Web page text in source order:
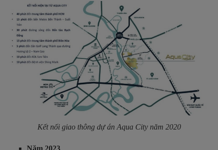
Kết nối giao thông dự án Aqua City năm 2020